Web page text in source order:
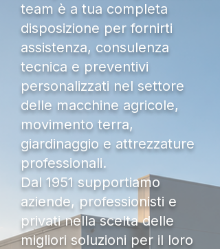
team è a tua completa
disposizione per fornirti
assistenza, consulenza
tecnica e preventivi
personalizzati nel settore
delle macchine agricole,
movimento terra,
giardinaggio e attrezzature
professionali.
Dal 1951 supportiamo
aziende, professionisti e
privati nella scelta delle
migliori soluzioni per il loro